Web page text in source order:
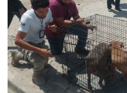
documentación apócrifa;
vinculado a proceso, indicó
funcionarios ligados al
inmobiliario" ocuparon
y analista y son acusados
procesal y uso de
varios grupos y tentáculos